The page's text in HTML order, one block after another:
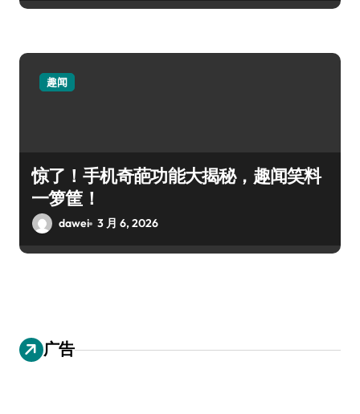
趣闻
惊了！手机奇葩功能大揭秘，趣闻笑料
一箩筐！
dawei 3 月 6, 2026
广告